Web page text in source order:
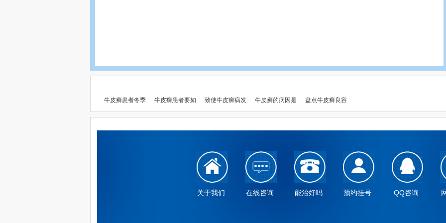
牛皮癣患者冬季 牛皮癣患者要如 致使牛皮癣病发 牛皮癣的病因是 盘点牛皮癣良容
关于我们 在线咨询 能治好吗 预约挂号 QQ咨询